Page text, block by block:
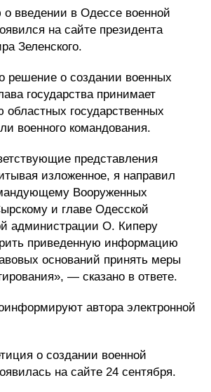
введении в Одессе военной
на сайте президента
Зеленского.
решение о создании военных
государства принимает
областных государственных
военного командования.
представления
изложенное, я направил
Вооруженных
и главе Одесской
администрации О. Киперу
приведенную информацию
оснований принять меры
— сказано в ответе.
автора электронной
о создании военной
на сайте 24 сентября.